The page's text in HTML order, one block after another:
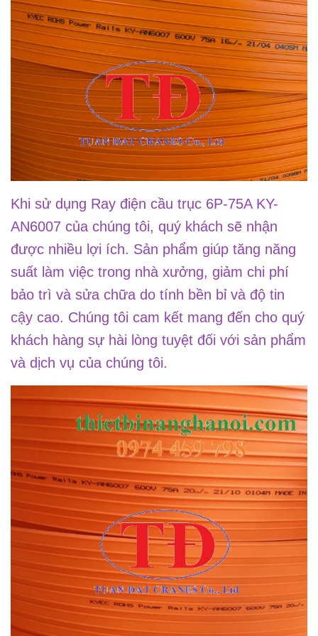
Khi sử dụng Ray điện cầu trục 6P-75A KY-
AN6007 của chúng tôi, quý khách sẽ nhận
được nhiều lợi ích. Sản phẩm giúp tăng năng
suất làm việc trong nhà xưởng, giảm chi phí
bảo trì và sửa chữa do tính bền bỉ và độ tin
cậy cao. Chúng tôi cam kết mang đến cho quý
khách hàng sự hài lòng tuyệt đối với sản phẩm
và dịch vụ của chúng tôi.